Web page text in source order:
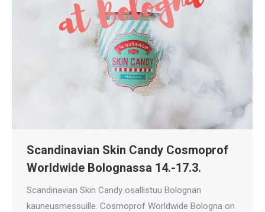
Scandinavian Skin Candy Cosmoprof
Worldwide Bolognassa 14.-17.3.
Scandinavian Skin Candy osallistuu Bolognan
kauneusmessuille. Cosmoprof Worldwide Bologna on